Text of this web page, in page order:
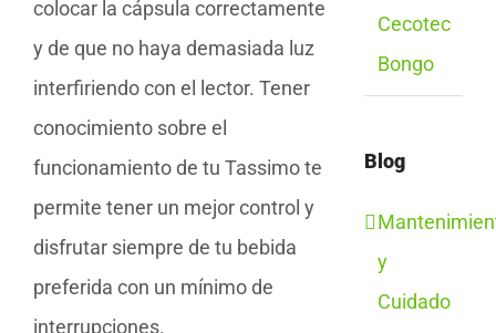
colocar la cápsula correctamente
y de que no haya demasiada luz
interfiriendo con el lector. Tener
conocimiento sobre el
funcionamiento de tu Tassimo te
permite tener un mejor control y
disfrutar siempre de tu bebida
preferida con un mínimo de
interrupciones.
Cecotec
Bongo
Blog
y
Cuidado